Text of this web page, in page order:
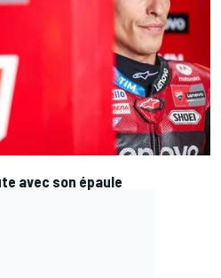
avec son épaule